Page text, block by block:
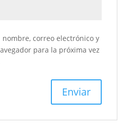
nombre, correo electrónico y
para la próxima vez